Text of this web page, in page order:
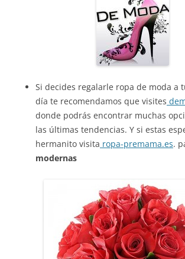
Si decides regalarle ropa de moda a
día te recomendamos que visites
donde podrás encontrar muchas
las últimas tendencias. Y si estas
hermanito visita ropa-premama.es.
modernas